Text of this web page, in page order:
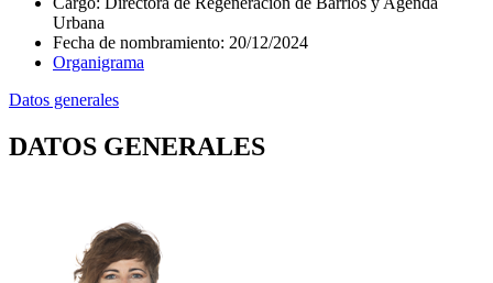
Urbana
Fecha de nombramiento: 20/12/2024
Organigrama
Datos generales
DATOS GENERALES